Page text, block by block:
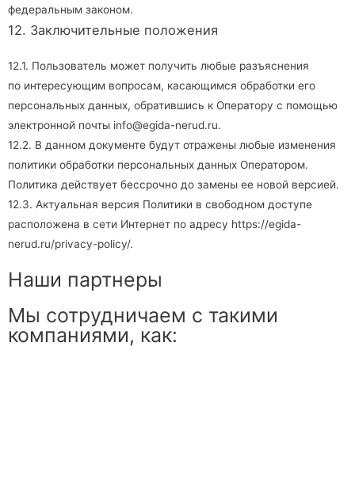
федеральным законом.
12. Заключительные положения
12.1. Пользователь может получить любые разъяснения
по интересующим вопросам, касающимся обработки его
персональных данных, обратившись к Оператору с помощью
электронной почты info@egida-nerud.ru.
12.2. В данном документе будут отражены любые изменения
политики обработки персональных данных Оператором.
Политика действует бессрочно до замены ее новой версией.
12.3. Актуальная версия Политики в свободном доступе
расположена в сети Интернет по адресу https://egida-
nerud.ru/privacy-policy/.
Наши партнеры
Мы сотрудничаем с такими
компаниями, как: